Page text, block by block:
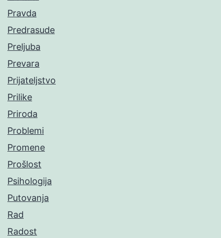
Pravda
Predrasude
Preljuba
Prevara
Prijateljstvo
Prilike
Priroda
Problemi
Promene
Prošlost
Psihologija
Putovanja
Rad
Radost